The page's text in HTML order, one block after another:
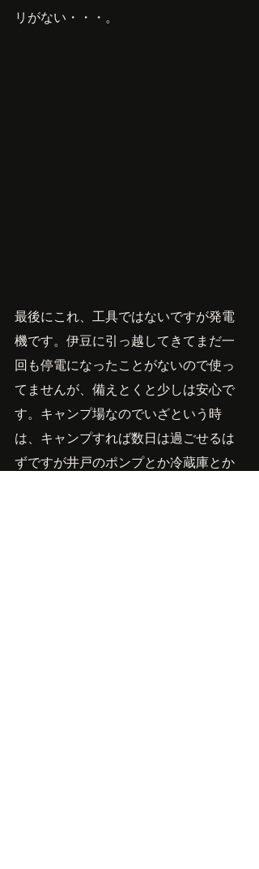
リがない・・・。
最後にこれ、工具ではないですが発電
機です。伊豆に引っ越してきてまだ一
回も停電になったことがないので使っ
てませんが、備えとくと少しは安心で
す。キャンプ場なのでいざという時
は、キャンプすれば数日は過ごせるは
ずですが井戸のポンプとか冷蔵庫とか